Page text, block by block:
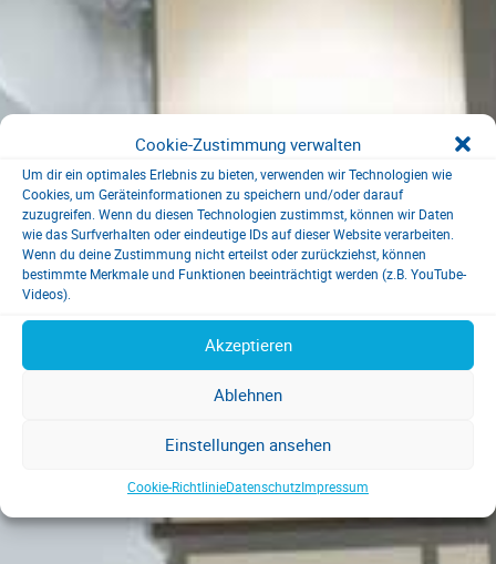
Cookie-Zustimmung verwalten
Um dir ein optimales Erlebnis zu bieten, verwenden wir Technologien wie
Cookies, um Geräteinformationen zu speichern und/oder darauf
zuzugreifen. Wenn du diesen Technologien zustimmst, können wir Daten
wie das Surfverhalten oder eindeutige IDs auf dieser Website verarbeiten.
Wenn du deine Zustimmung nicht erteilst oder zurückziehst, können
bestimmte Merkmale und Funktionen beeinträchtigt werden (z.B. YouTube-
Videos).
Akzeptieren
Ablehnen
Einstellungen ansehen
Cookie-RichtlinieDatenschutzImpressum